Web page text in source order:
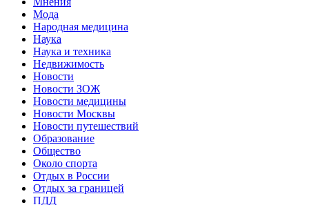
Мода
Народная медицина
Наука
Наука и техника
Недвижимость
Новости
Новости ЗОЖ
Новости медицины
Новости Москвы
Новости путешествий
Образование
Общество
Около спорта
Отдых в России
Отдых за границей
ПДД